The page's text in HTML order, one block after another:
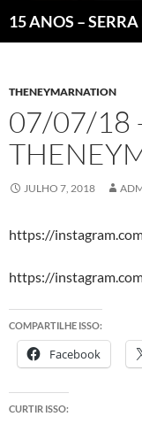
THENEYMARNATION
07/07/18
JULHO 7, 2018
https://
https://
COMPARTILHE ISSO:
Facebook
CURTIR ISSO: